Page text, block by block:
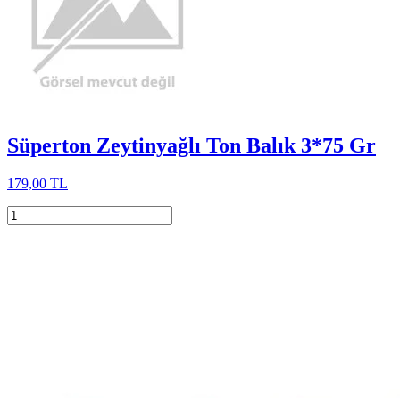
Süperton Zeytinyağlı Ton Balık 3*75 Gr
179,00 TL